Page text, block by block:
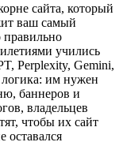
сайта, который
ваш самый
правильно
учились
Perplexity, Gemini,
им нужен
баннеров и
владельцев
чтобы их сайт
оставался